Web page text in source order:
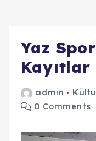
Yaz
Kayıtlar
admin
0 Comments